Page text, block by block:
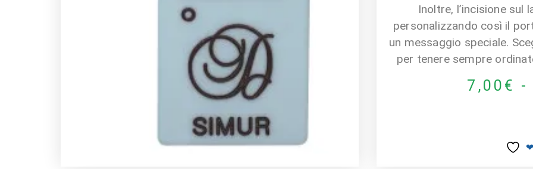
Inoltre, l’incisione sul
personalizzando così il
un messaggio speciale.
per tenere sempre
7,00 € -